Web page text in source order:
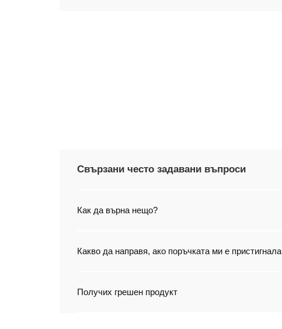
Свързани често задавани въпроси
Как да върна нещо?
Какво да направя, ако поръчката ми е
Получих грешен продукт